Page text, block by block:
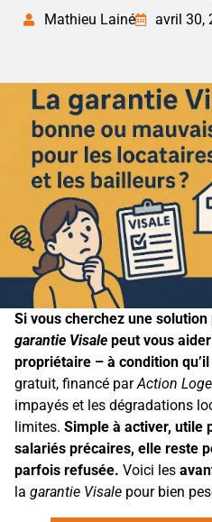
Mathieu Lainé avril 30,
Si vous cherchez une
garantie Visale peut vous
propriétaire – à condition qu’il
gratuit, financé parAction
impayés et les dégradations
limites. Simple à activer, utile
salariés précaires, elle reste
parfois refusée. Voici les
la garantie Visale pour bien